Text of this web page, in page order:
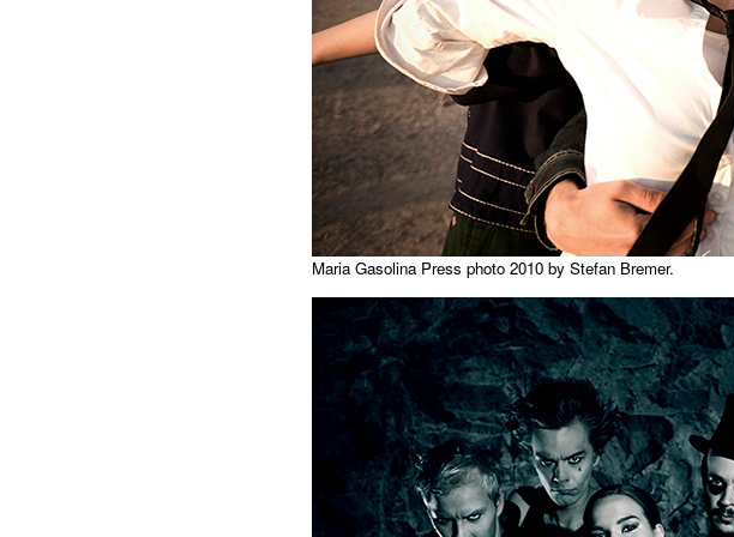
Maria Gasolina Press photo 2010 by Stefan Bremer.